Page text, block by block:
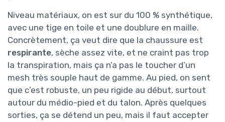
Niveau matériaux, on est sur du 100 % synthétique,
avec une tige en toile et une doublure en maille.
Concrètement, ça veut dire que la chaussure est
respirante, sèche assez vite, et ne craint pas trop
la transpiration, mais ça n’a pas le toucher d’un
mesh très souple haut de gamme. Au pied, on sent
que c’est robuste, un peu rigide au début, surtout
autour du médio-pied et du talon. Après quelques
sorties, ça se détend un peu, mais il faut accepter